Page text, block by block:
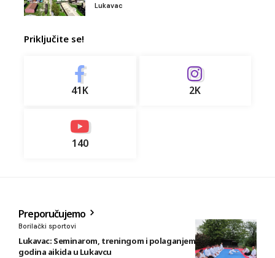
Lukavac
Priključite se!
41K 2K
140
Preporučujemo
Borilački sportovi
Lukavac: Seminarom, treningom i polaganjem obilježeno 20
godina aikida u Lukavcu